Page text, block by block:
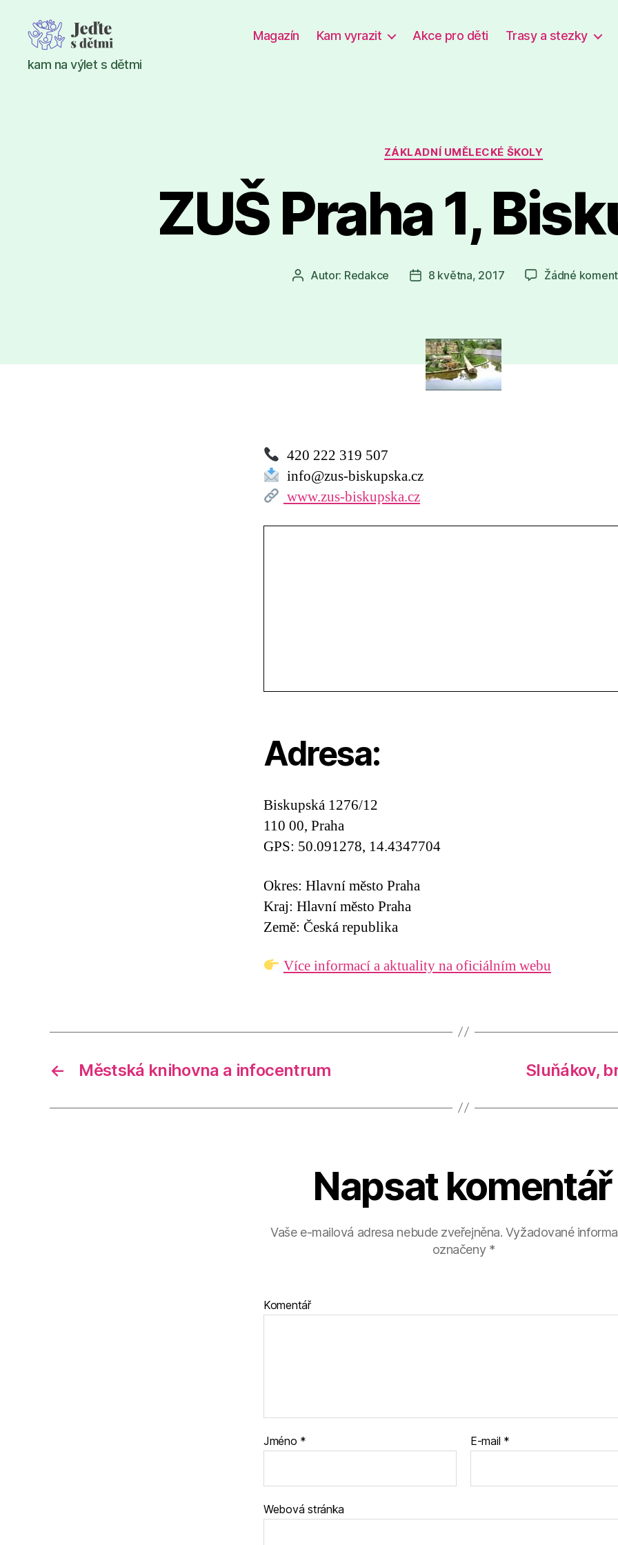
Jeďte
s
kam na výlet s dětmi
Magazín Kam vyrazit Akce pro děti Trasy a stezky
Rubriky
ZÁKLADNÍ UMĚLECKÉ ŠKOLY
ZUŠ Praha 1,
AutorAutor: Redakce
Datum
8 května, 2017 Žádné
420 222 319 507
info@zus-biskupska.cz
www.zus-biskupska.cz
Adresa:
Biskupská 1276/12
110 00, Praha
GPS: 50.091278, 14.4347704
Okres: Hlavní město Praha
Kraj: Hlavní město Praha
Země: Česká republika
Více informací a aktuality na oficiálním webu
← Městská knihovna a infocentrum Sluňákov,
Napsat komentář
Vaše e-mailová adresa nebude zveřejněna. Vyžadované
označeny *
Komentář
Jméno * E-mail *
Webová stránka